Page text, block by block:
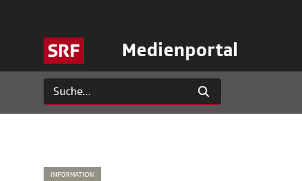
Medienportal
INFORMATION